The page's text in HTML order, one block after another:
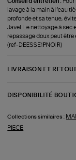
lavage à la main à l’eau
profonde et sa tenue,
Javel. Le nettoyage à sec
repassage doux peut
(ref-DEESSE1PNOIR)
LIVRAISON ET
DISPONIBILITÉ
Collections similaires :
PIECE